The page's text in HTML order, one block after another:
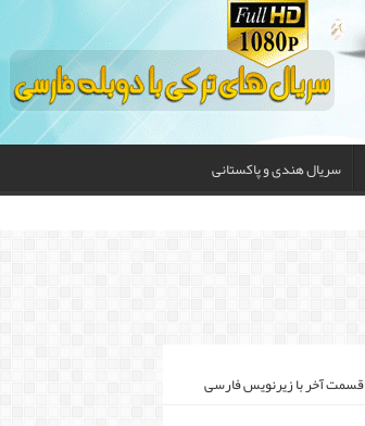
سریال هندی و پاکستانی